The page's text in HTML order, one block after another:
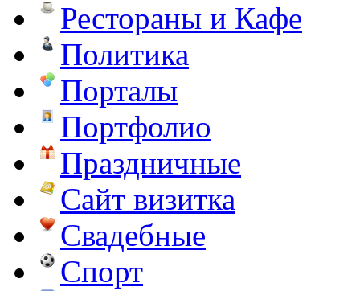
Рестораны и Кафе
Политика
Порталы
Портфолио
Праздничные
Сайт визитка
Свадебные
Спорт